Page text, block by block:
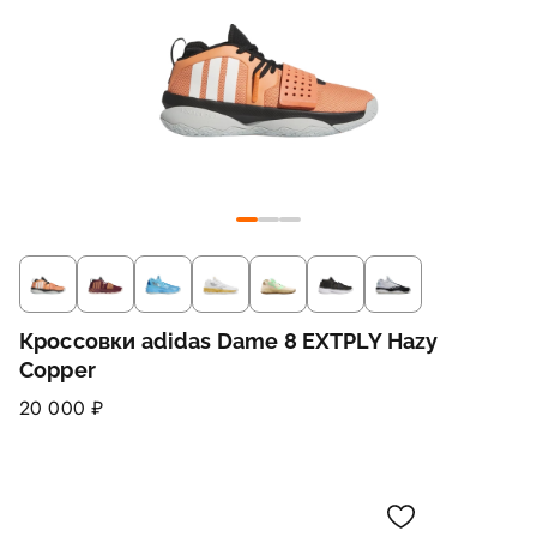
Кроссовки adidas Dame 8 EXTPLY Hazy
Copper
20 000 ₽